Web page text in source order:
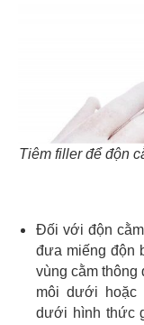
Tiêm filler để độn
Đối với độn
đưa miếng độn
vùng cằm thông
môi dưới hoặc
dưới hình thức